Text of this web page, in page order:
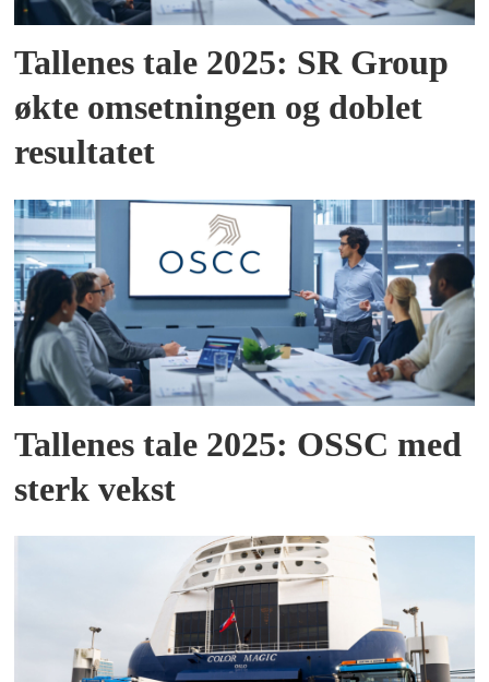
Tallenes tale 2025: SR Group
økte omsetningen og doblet
resultatet
Tallenes tale 2025: OSSC med
sterk vekst